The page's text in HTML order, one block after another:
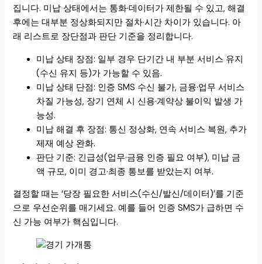
집니다. 미납 상태에서는 통화·데이터가 제한될 수 있고, 해결
후에는 대부분 정상화되지만 절차·시간 차이가 있습니다. 아
래 리스트로 장단점과 판단 기준을 정리합니다.
미납 상태 장점: 일부 경우 단기간 내 부분 서비스 유지
(수신 유지 등)가 가능할 수 있음.
미납 상태 단점: 인증 SMS 수신 불가, 금융·업무 서비스
차질 가능성, 장기 연체 시 신용·계약상 불이익 발생 가
능성.
미납 해결 후 장점: 통신 정상화, 연속 서비스 복원, 추가
제재 예상 완화.
판단 기준: 긴급성(업무·금융 인증 필요 여부), 미납 금
액 규모, 이미 경고·최종 통보를 받았는지 여부.
결정할 때는 ‘당장 필요한 서비스(수신/발신/데이터)’를 기준
으로 우선순위를 매기세요. 예를 들어 인증 SMS가 급하면 수
신 가능 여부가 핵심입니다.